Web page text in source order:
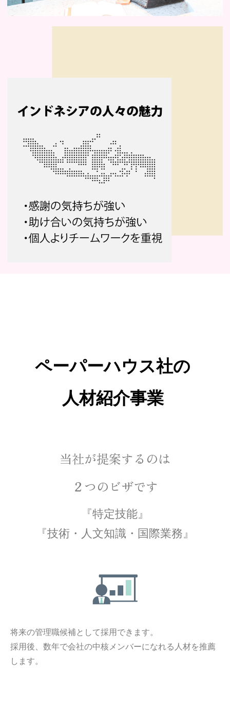
ペーパーハウス社の
人材紹介事業
当社が提案するのは
２つのビザです
『特定技能』
『技術・人文知識・国際業務』
将来の管理職候補として採用できます。
採用後、数年で会社の中核メンバーになれる人材を推薦
します。